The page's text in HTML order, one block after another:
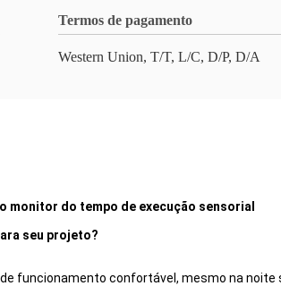
Termos de pagamento
Western Union, T/T, L/C, D/P, D/A
do tempo de execução sensorial
seu projeto?
funcionamento confortável, mesmo na noite